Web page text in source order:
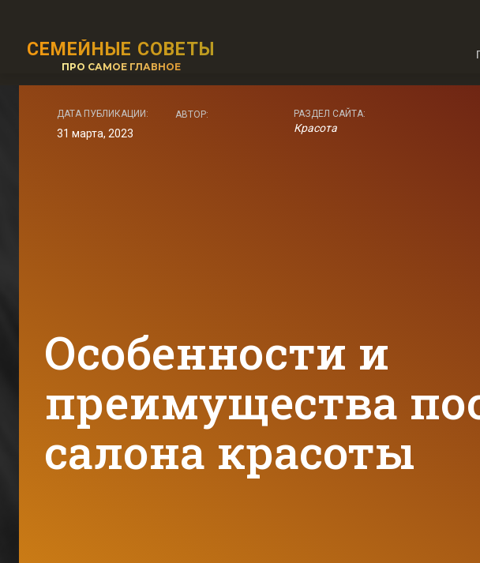
СЕМЕЙНЫЕ СОВЕТЫ
ПРО САМОЕ ГЛАВНОЕ
Особенности и
преимущества
салона красоты
ДАТА ПУБЛИКАЦИИ:
31 марта, 2023
АВТОР: РАЗДЕЛ САЙТА:
Красота